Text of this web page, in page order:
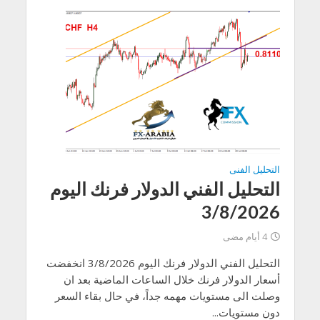
التحليل الفنى
التحليل الفني الدولار فرنك اليوم
3/8/2026
4 أيام مضى
التحليل الفني الدولار فرنك اليوم 3/8/2026 انخفضت
أسعار الدولار فرنك خلال الساعات الماضية بعد ان
وصلت الى مستويات مهمه جداً، في حال بقاء السعر
دون مستويات...